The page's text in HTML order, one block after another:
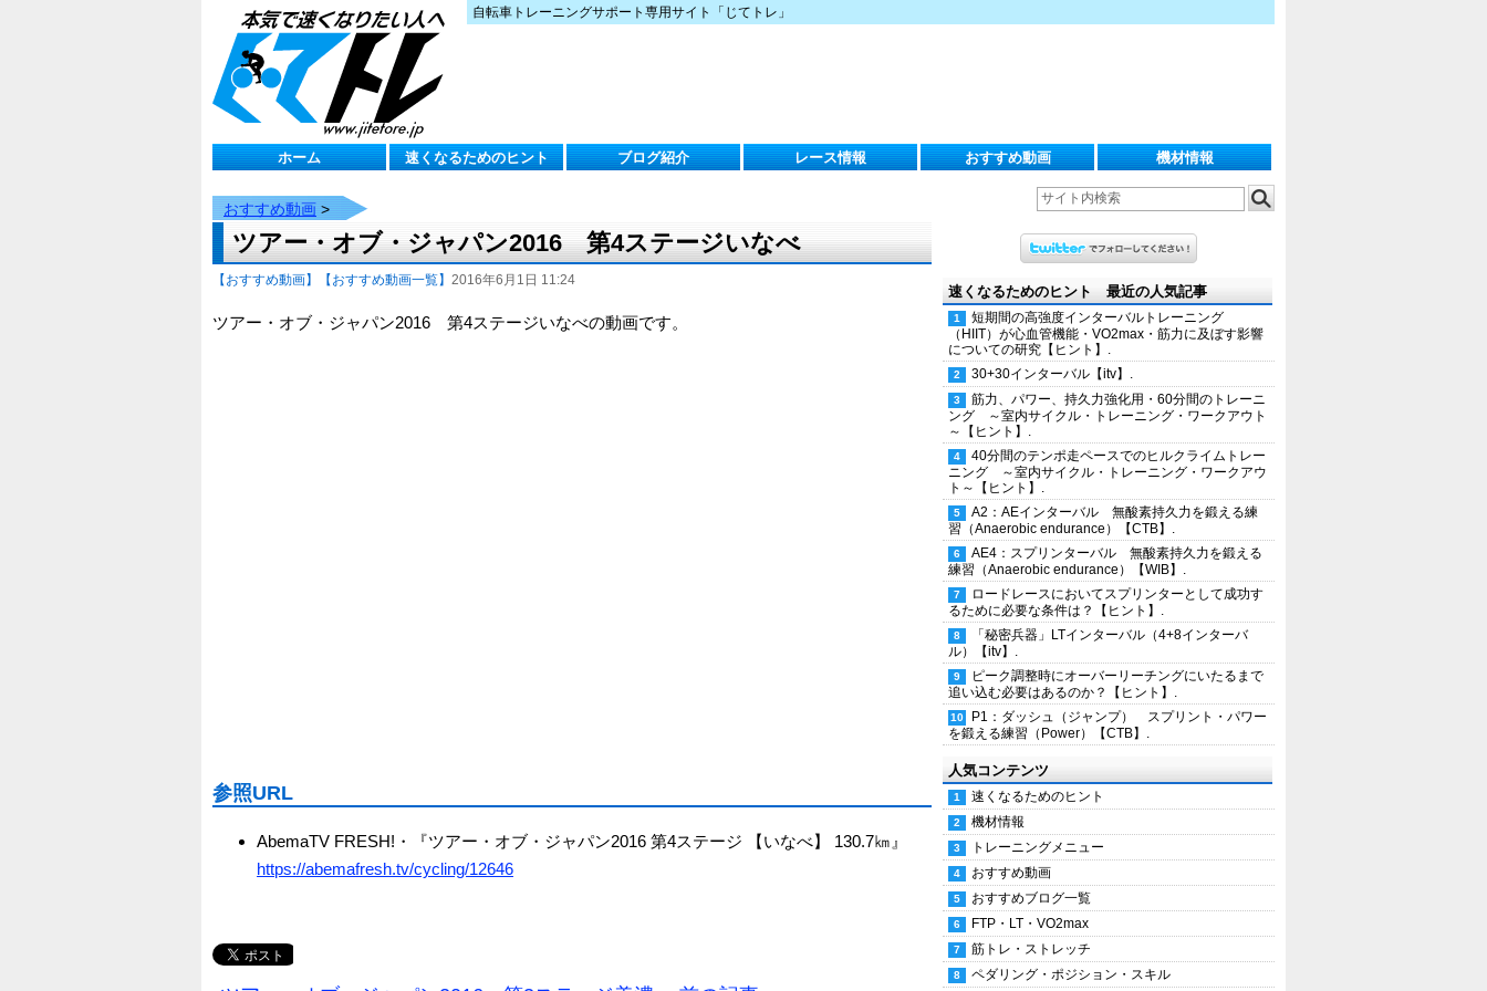
自転車トレーニングサポート専用サイト「じてトレ」
ホーム 速くなるためのヒント ブログ紹介 レース情報 おすすめ動画 機材情報
おすすめ動画 >
ツアー・オブ・ジャパン2016 第4ステージいなべ
【おすすめ動画】 【おすすめ動画一覧】 2016年6月1日 11:24
ツアー・オブ・ジャパン2016 第4ステージいなべの動画です。
参照URL
AbemaTV FRESH!・『ツアー・オブ・ジャパン2016 第4ステージ 【いなべ】 130.7㎞』
https://abemafresh.tv/cycling/12646
速くなるためのヒント 最近の人気記事
短期間の高強度インターバルトレーニング
（HIIT）が心血管機能・VO2max・筋力に及ぼす影響
についての研究【ヒント】.
30+30インターバル【itv】.
筋力、パワー、持久力強化用・60分間のトレーニ
ング ～室内サイクル・トレーニング・ワークアウト
～【ヒント】.
40分間のテンポ走ペースでのヒルクライムトレー
ニング ～室内サイクル・トレーニング・ワークアウ
ト～【ヒント】.
A2：AEインターバル 無酸素持久力を鍛える練
習（Anaerobic endurance）【CTB】.
AE4：スプリンターバル 無酸素持久力を鍛える
練習（Anaerobic endurance）【WIB】.
ロードレースにおいてスプリンターとして成功す
るために必要な条件は？【ヒント】.
「秘密兵器」LTインターバル（4+8インターバ
ル）【itv】.
ピーク調整時にオーバーリーチングにいたるまで
追い込む必要はあるのか？【ヒント】.
P1：ダッシュ（ジャンプ） スプリント・パワー
を鍛える練習（Power）【CTB】.
人気コンテンツ
速くなるためのヒント
機材情報
トレーニングメニュー
おすすめ動画
おすすめブログ一覧
FTP・LT・VO2max
筋トレ・ストレッチ
ペダリング・ポジション・スキル